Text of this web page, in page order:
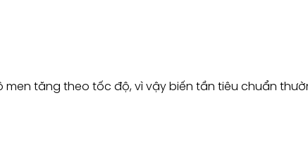
men tăng theo tốc độ, vì vậy biến tần tiêu chuẩn